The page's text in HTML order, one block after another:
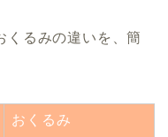
くるみの違いを、簡
おくるみ